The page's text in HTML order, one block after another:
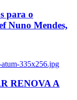
para o
Nuno Mendes,
atum-335x256.jpg
RENOVA A